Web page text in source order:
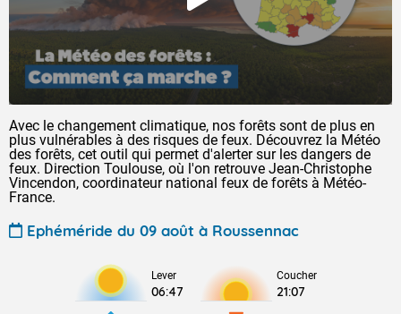
Avec le changement climatique, nos forêts sont de plus en
plus vulnérables à des risques de feux. Découvrez la Météo
des forêts, cet outil qui permet d'alerter sur les dangers de
feux. Direction Toulouse, où l'on retrouve Jean-Christophe
Vincendon, coordinateur national feux de forêts à Météo-
France.
Ephéméride du 09 août à Roussennac
Lever
06:47
Coucher
21:07